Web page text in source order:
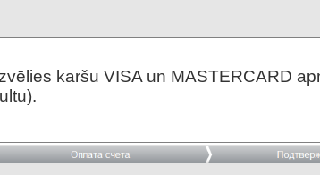
karšu VISA un MASTERCARD